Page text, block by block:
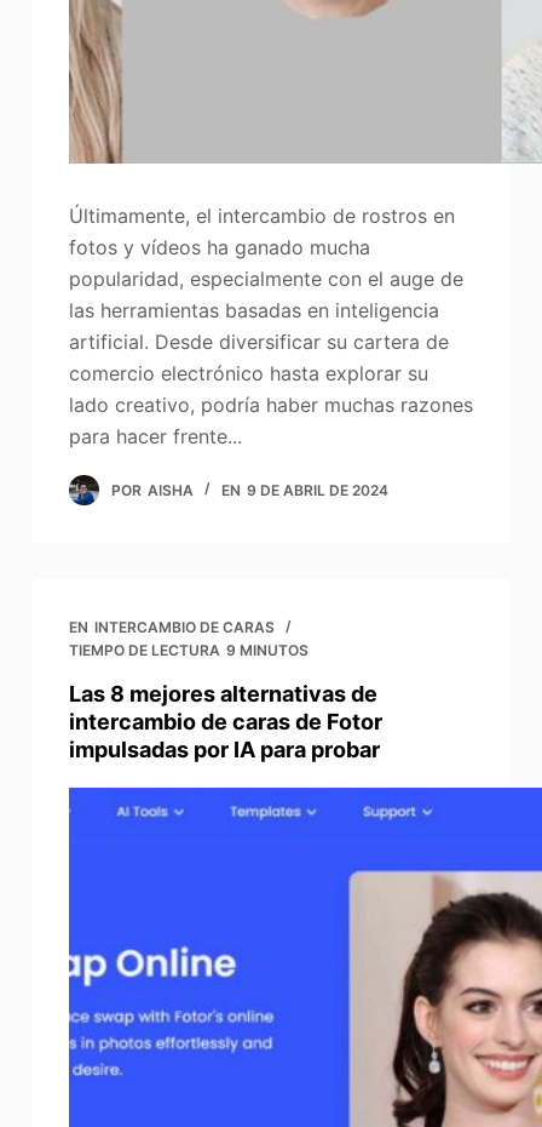
Últimamente, el intercambio de rostros en
fotos y vídeos ha ganado mucha
popularidad, especialmente con el auge de
las herramientas basadas en inteligencia
artificial. Desde diversificar su cartera de
comercio electrónico hasta explorar su
lado creativo, podría haber muchas razones
para hacer frente...
POR AISHA EN 9 DE ABRIL DE 2024
EN INTERCAMBIO DE CARAS
TIEMPO DE LECTURA 9 MINUTOS
Las 8 mejores alternativas de
intercambio de caras de Fotor
impulsadas por IA para probar